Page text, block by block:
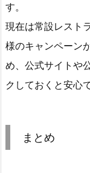
す。
現在は常設レスト
様のキャンペーン
め、公式サイトや
クしておくと安心で
まとめ